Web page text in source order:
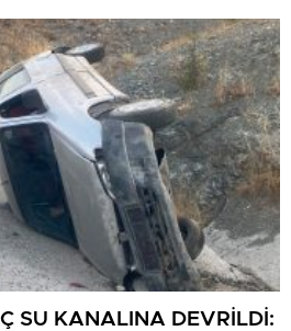
SU KANALINA DEVRİLDİ: